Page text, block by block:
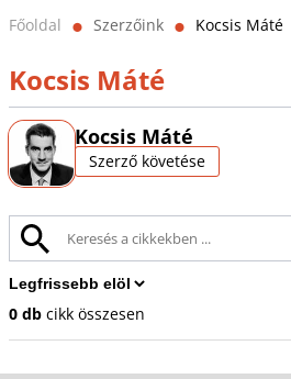
Főoldal ⬤ Szerzőink ⬤ Kocsis Máté
Kocsis Máté
Kocsis Máté
Szerző követése
0 dbcikk összesen